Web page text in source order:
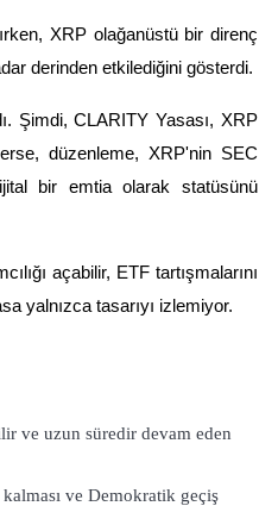
XRP olağanüstü bir direnç
derinden etkilediğini gösterdi.
Şimdi, CLARITY Yasası, XRP
düzenleme, XRP'nin SEC
bir emtia olarak statüsünü
açabilir, ETF tartışmalarını
yalnızca tasarıyı izlemiyor.
ve uzun süredir devam eden
ve Demokratik geçiş